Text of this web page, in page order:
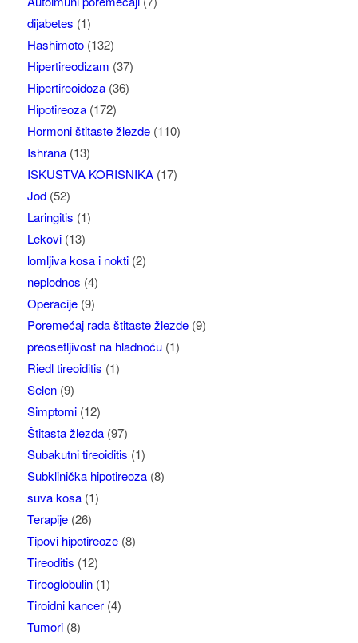
dijabetes (1)
Hashimoto(132)
Hipertireodizam (37)
Hipertireoidoza(36)
Hipotireoza(172)
Hormoni štitaste žlezde(110)
Ishrana(13)
ISKUSTVA KORISNIKA(17)
Jod(52)
Laringitis (1)
Lekovi(13)
lomljiva kosa i nokti(2)
neplodnos (4)
Operacije(9)
Poremećaj rada štitaste žlezde(9)
preosetljivost na hladnoću(1)
Riedl tireoiditis (1)
Selen(9)
Simptomi(12)
Štitasta žlezda(97)
Subakutni tireoiditis (1)
Subklinička hipotireoza(8)
suva kosa(1)
Terapije(26)
Tipovi hipotireoze(8)
Tireoditis (12)
Tireoglobulin(1)
Tiroidni kancer(4)
Tumori(8)